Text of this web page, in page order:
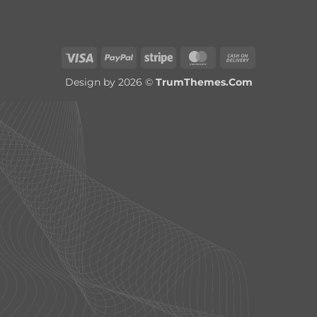
Visa PayPal Stripe MasterCard
Delivery
Design by 2026 © TrumThemes.Com